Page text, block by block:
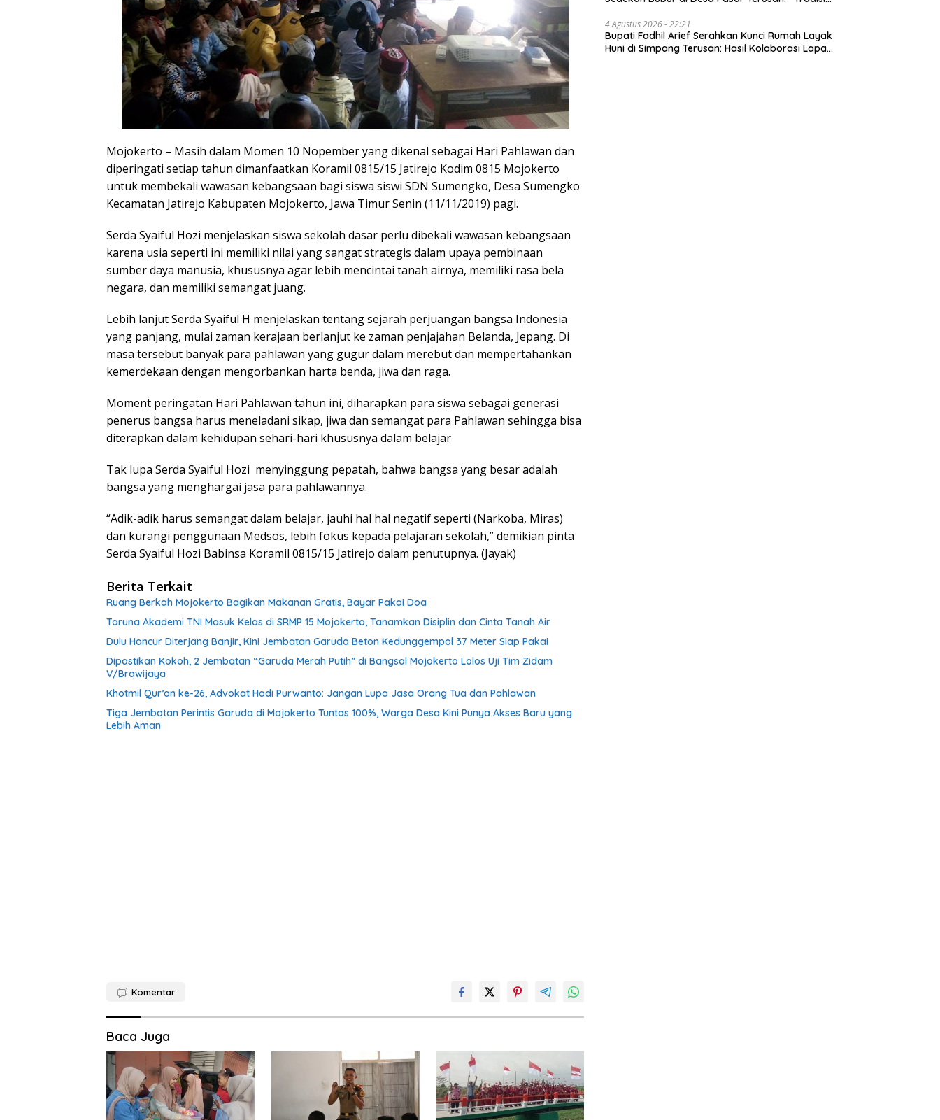
Mojokerto – Masih dalam Momen 10 Nopember yang dikenal sebagai Hari Pahlawan dan
diperingati setiap tahun dimanfaatkan Koramil 0815/15 Jatirejo Kodim 0815 Mojokerto
untuk membekali wawasan kebangsaan bagi siswa siswi SDN Sumengko, Desa Sumengko
Kecamatan Jatirejo Kabupaten Mojokerto, Jawa Timur Senin (11/11/2019) pagi.
Serda Syaiful Hozi menjelaskan siswa sekolah dasar perlu dibekali wawasan kebangsaan
karena usia seperti ini memiliki nilai yang sangat strategis dalam upaya pembinaan
sumber daya manusia, khususnya agar lebih mencintai tanah airnya, memiliki rasa bela
negara, dan memiliki semangat juang.
Lebih lanjut Serda Syaiful H menjelaskan tentang sejarah perjuangan bangsa Indonesia
yang panjang, mulai zaman kerajaan berlanjut ke zaman penjajahan Belanda, Jepang. Di
masa tersebut banyak para pahlawan yang gugur dalam merebut dan mempertahankan
kemerdekaan dengan mengorbankan harta benda, jiwa dan raga.
Moment peringatan Hari Pahlawan tahun ini, diharapkan para siswa sebagai generasi
penerus bangsa harus meneladani sikap, jiwa dan semangat para Pahlawan sehingga bisa
diterapkan dalam kehidupan sehari-hari khususnya dalam belajar
Tak lupa Serda Syaiful Hozi menyinggung pepatah, bahwa bangsa yang besar adalah
bangsa yang menghargai jasa para pahlawannya.
“Adik-adik harus semangat dalam belajar, jauhi hal hal negatif seperti (Narkoba, Miras)
dan kurangi penggunaan Medsos, lebih fokus kepada pelajaran sekolah,” demikian pinta
Serda Syaiful Hozi Babinsa Koramil 0815/15 Jatirejo dalam penutupnya. (Jayak)
Berita Terkait
Ruang Berkah Mojokerto Bagikan Makanan Gratis, Bayar Pakai Doa
Taruna Akademi TNI Masuk Kelas di SRMP 15 Mojokerto, Tanamkan Disiplin dan Cinta Tanah Air
Dulu Hancur Diterjang Banjir, Kini Jembatan Garuda Beton Kedunggempol 37 Meter Siap Pakai
Dipastikan Kokoh, 2 Jembatan “Garuda Merah Putih” di Bangsal Mojokerto Lolos Uji Tim Zidam
V/Brawijaya
Khotmil Qur’an ke-26, Advokat Hadi Purwanto: Jangan Lupa Jasa Orang Tua dan Pahlawan
Tiga Jembatan Perintis Garuda di Mojokerto Tuntas 100%, Warga Desa Kini Punya Akses Baru yang
Lebih Aman
Komentar
Baca Juga
4 Agustus 2026 - 22:21
Bupati Fadhil Arief Serahkan Kunci Rumah Layak
Huni di Simpang Terusan: Hasil Kolaborasi Lapas